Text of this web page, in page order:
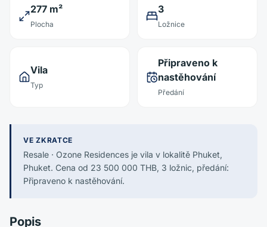
277 m²
Plocha
3
Ložnice
Vila
Typ
Připraveno k
nastěhování
Předání
VE ZKRATCE
Resale · Ozone Residences je vila v lokalitě Phuket,
Phuket. Cena od 23 500 000 THB, 3 ložnic, předání:
Připraveno k nastěhování.
Popis